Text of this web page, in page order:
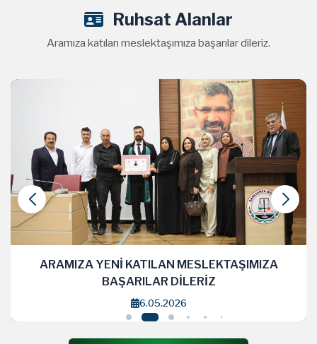
Ruhsat Alanlar
Aramıza katılan meslektaşımıza başarılar dileriz.
ARAMIZA YENİ KATILAN MESLEKTAŞIMIZA
BAŞARILAR DİLERİZ
6.05.2026